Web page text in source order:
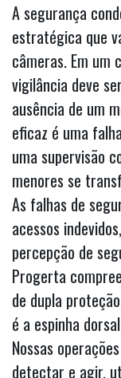
A segurança
estratégica que
câmeras. Em um
vigilância deve
ausência de um
eficaz é uma
uma supervisão
menores se
As falhas de
acessos
percepção de
Progerta
de dupla
é a espinha
Nossas
detectar e agir,